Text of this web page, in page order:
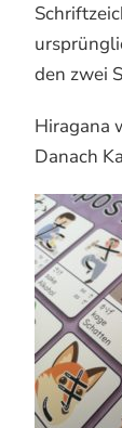
den zwei
Hiragana
Danach